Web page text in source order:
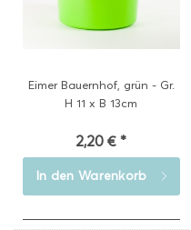
Eimer Bauernhof, grün - Gr.
H 11 x B 13cm
2,20 € *
In den Warenkorb